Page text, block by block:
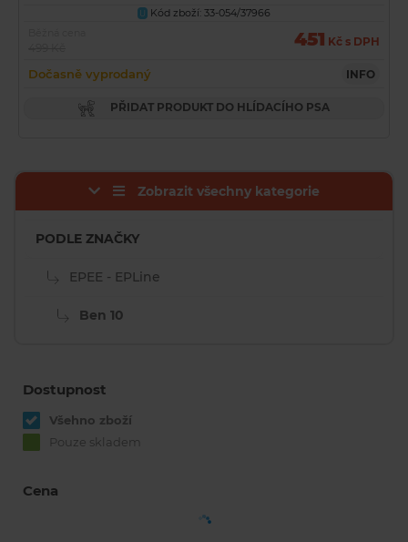
U
Kód zboží: 33-054/37966
451 Kč s DPH
Dočasně vyprodaný INFO
PŘIDAT PRODUKT DO HLÍDACÍHO PSA
Zobrazit všechny kategorie
PODLE ZNAČKY
EPEE - EPLine
Ben 10
Dostupnost
Všehno zboží
Pouze skladem
Cena